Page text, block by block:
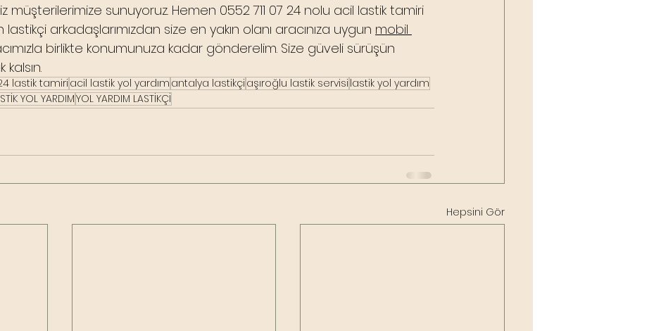
müşterilerimize sunuyoruz. Hemen 0552 711 07 24 nolu acil lastik tamiri
lastikçi arkadaşlarımızdan size en yakın olanı aracınıza uygun mobil
birlikte konumunuza kadar gönderelim. Size güveli sürüşün
kalsın.
lastik tamiri acil lastik yol yardım antalya lastikçi aşıroğlu lastik servisi lastik yol yardım
YOL YARDIMYOL YARDIM LASTİKÇİ
Hepsini Gör